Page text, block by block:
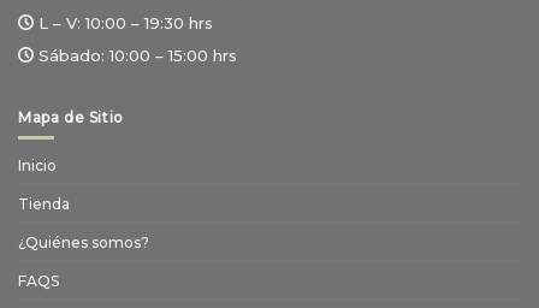
L – V: 10:00 – 19:30 hrs
Sábado: 10:00 – 15:00 hrs
Mapa de Sitio
Inicio
Tienda
¿Quiénes somos?
FAQS